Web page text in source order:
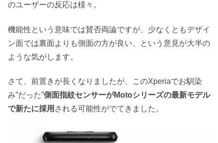
のユーザーの反応は様々。
機能性という意味では賛否両論ですが、少なくともデザイ
ン面では裏面よりも側面の方が良い、という意見が大半の
ような気がします。
さて、前置きが長くなりましたが、このXperiaでお馴染
み”だった”側面指紋センサーがMotoシリーズの最新モデル
で新たに採用 される可能性がでてきました。